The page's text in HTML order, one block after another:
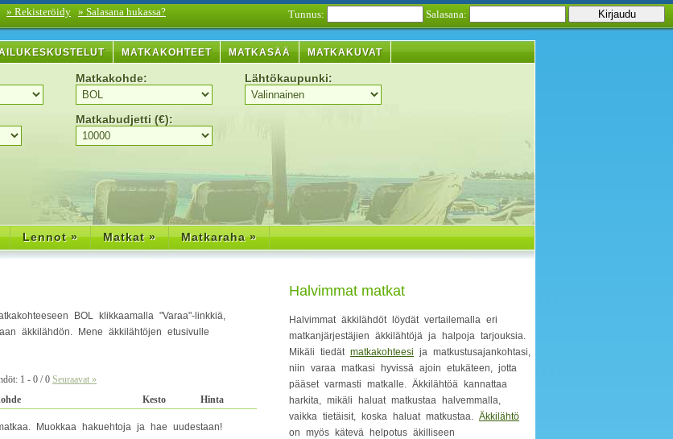
Tunnus: Salasana:
» Rekisteröidy » Salasana hukassa?
MATKAKOHTEET MATKASÄÄ MATKAKUVAT
Matkakohde: Lähtökaupunki:
Matkabudjetti (€):
Lennot » Matkat » Matkaraha »
BOL klikkaamalla "Varaa"-linkkiä,
äkkilähdön. Mene äkkilähtöjen etusivulle
1 - 0 / 0 Seuraavat »
Kesto Hinta
Muokkaa hakuehtoja ja hae uudestaan!
Halvimmat matkat
Halvimmat äkkilähdöt löydät vertailemalla eri
matkanjärjestäjien äkkilähtöjä ja halpoja tarjouksia.
Mikäli tiedät matkakohteesi ja matkustusajankohtasi,
niin varaa matkasi hyvissä ajoin etukäteen, jotta
pääset varmasti matkalle. Äkkilähtöä kannattaa
harkita, mikäli haluat matkustaa halvemmalla,
vaikka tietäisit, koska haluat matkustaa. Äkkilähtö
on myös kätevä helpotus äkilliseen